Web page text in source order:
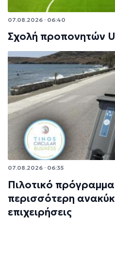
07.08.2026 · 06:40
Σχολή προπονητών
07.08.2026 · 06:35
Πιλοτικό
περισσότερη
επιχειρήσεις